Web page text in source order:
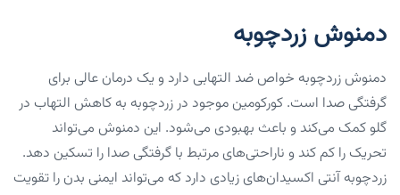
دمنوش زردچوبه
‌دمنوش زردچوبه خواص ضد التهابی دارد و یک درمان عالی برای
گرفتگی صدا است. کورکومین موجود در زردچوبه به کاهش التهاب در
گلو کمک‌ می‌کند و باعث بهبودی‌ می‌شود. این ‌دمنوش‌ می‌تواند
تحریک را کم کند و ناراحتی‌های مرتبط با گرفتگی صدا را تسکین دهد.
زردچوبه آنتی اکسیدان‌های زیادی دارد که‌ می‌تواند ایمنی بدن را تقویت